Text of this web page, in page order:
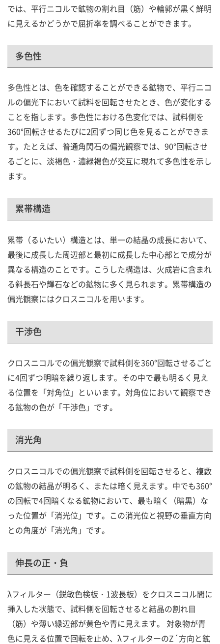
では、平行ニコルで鉱物の割れ目（筋）や輪郭が黒く鮮明
に見えるかどうかで屈折率を調べることができます。
多色性
多色性とは、色を確認することができる鉱物で、平行ニコ
ルの偏光下において試料を回転させたとき、色が変化する
ことを指します。多色性における色変化では、試料側を
360°回転させるたびに2回ずつ同じ色を見ることができま
す。たとえば、普通角閃石の偏光観察では、90°回転させ
るごとに、淡褐色・濃緑褐色が交互に現れて多色性を示し
ます。
累帯構造
累帯（るいたい）構造とは、単一の結晶の成長において、
最後に成長した周辺部と最初に成長した中心部とで成分が
異なる構造のことです。こうした構造は、火成岩に含まれ
る斜長石や輝石などの鉱物に多く見られます。累帯構造の
偏光観察にはクロスニコルを用います。
干渉色
クロスニコルでの偏光観察で試料側を360°回転させるごと
に4回ずつ明暗を繰り返します。その中で最も明るく見え
る位置を「対角位」といいます。対角位において観察でき
る鉱物の色が「干渉色」です。
消光角
クロスニコルでの偏光観察で試料側を回転させると、複数
の鉱物の結晶が明るく、または暗く見えます。中でも360°
の回転で4回暗くなる鉱物において、最も暗く（暗黒）な
った位置が「消光位」です。この消光位と視野の垂直方向
との角度が「消光角」です。
伸長の正・負
λフィルター（鋭敏色検板・1波長板）をクロスニコル間に
挿入した状態で、試料側を回転させると結晶の割れ目
（筋）や薄い縁辺部が黄色や青に見えます。 対象物が青
色に見える位置で回転を止め、λフィルターのZ´方向と鉱